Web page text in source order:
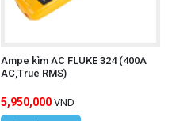
Ampe kìm AC FLUKE 324 (400A
AC,True RMS)
5,950,000 VND